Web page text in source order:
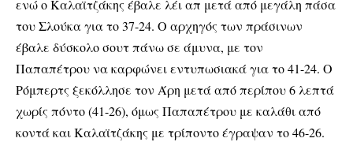
ενώ ο Καλαϊτζάκης έβαλε λέι απ μετά από μεγάλη πάσα
του Σλούκα για το 37-24. Ο αρχηγός των πράσινων
έβαλε δύσκολο σουτ πάνω σε άμυνα, με τον
Παπαπέτρου να καρφώνει εντυπωσιακά για το 41-24. Ο
Ρόμπερτς ξεκόλλησε τον Άρη μετά από περίπου 6 λεπτά
χωρίς πόντο (41-26), όμως Παπαπέτρου με καλάθι από
κοντά και Καλαϊτζάκης με τρίποντο έγραψαν το 46-26.